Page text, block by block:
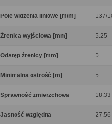
Pole widzenia liniowe [m/m] 137/
Źrenica wyjściowa [mm] 5.25
Odstęp źrenicy [mm] 0
Minimalna ostrość [m] 5
Sprawność zmierzchowa 18.33
Jasność względna 27.56